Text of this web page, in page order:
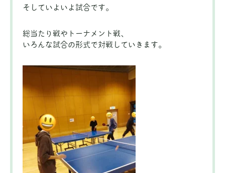
そしていよいよ試合です。
総当たり戦やトーナメント戦、
いろんな試合の形式で対戦していきます。